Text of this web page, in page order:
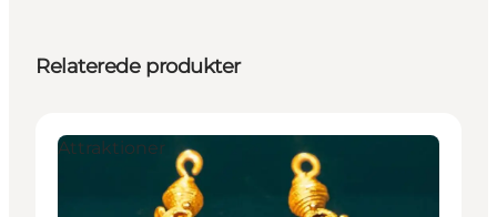
Relaterede produkter
Attraktioner